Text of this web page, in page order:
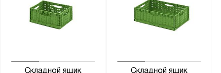
Складной ящик
Складной ящик